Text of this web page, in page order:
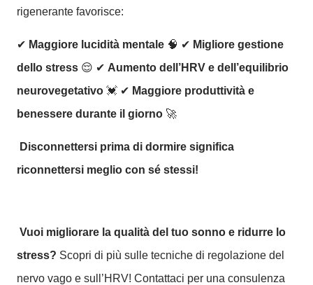
rigenerante favorisce:
✔ Maggiore lucidità mentale 🧠 ✔ Migliore gestione
dello stress 😌 ✔ Aumento dell’HRV e dell’equilibrio
neurovegetativo 💓 ✔ Maggiore produttività e
benessere durante il giorno 🚀
Disconnettersi prima di dormire significa
riconnettersi meglio con sé stessi!
Vuoi migliorare la qualità del tuo sonno e ridurre lo
stress? Scopri di più sulle tecniche di regolazione del
nervo vago e sull’HRV! Contattaci per una consulenza